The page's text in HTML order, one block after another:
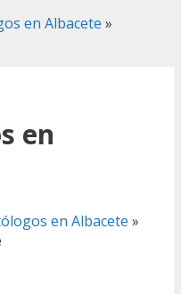
en Albacete »
en
en Albacete »